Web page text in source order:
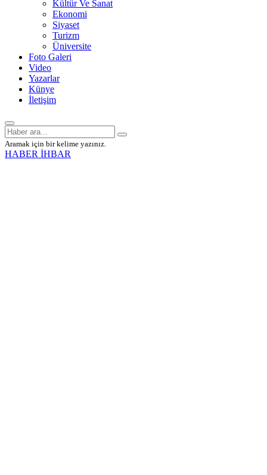
Kültür Ve Sanat
Ekonomi
Siyaset
Turizm
Üniversite
Foto Galeri
Video
Yazarlar
Künye
İletişim
Aramak için bir kelime yazınız.
HABER İHBAR